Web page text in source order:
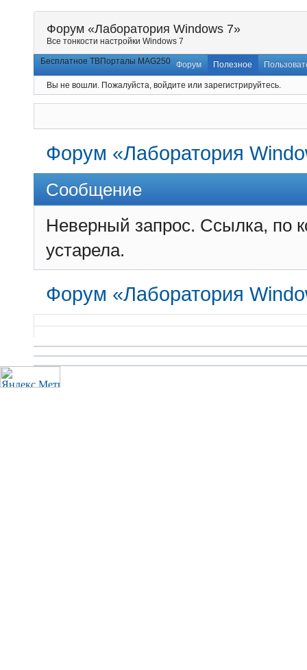
Форум «Лаборатория Windows 7»
Все тонкости настройки Windows 7
Бесплатное ТВПорталы MAG250 Форум Полезное
Вы не вошли. Пожалуйста, войдите или зарегистрируйтесь.
Форум «Лаборатория
Сообщение
Неверный запрос. Ссылка, по
устарела.
Форум «Лаборатория